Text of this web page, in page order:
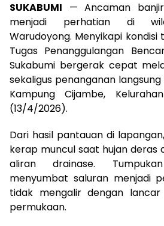
SUKABUMI — Ancaman
menjadi perhatian di
Warudoyong. Menyikapi
Tugas Penanggulangan
Sukabumi bergerak cepat
sekaligus penanganan
Kampung Cijambe,
(13/4/2026).
Dari hasil pantauan di
kerap muncul saat hujan deras
aliran drainase.
menyumbat saluran menjadi
tidak mengalir dengan
permukaan.